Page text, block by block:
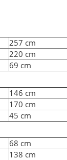
257 cm
220 cm
69 cm
146 cm
170 cm
45 cm
68 cm
138 cm
Bahama 8815